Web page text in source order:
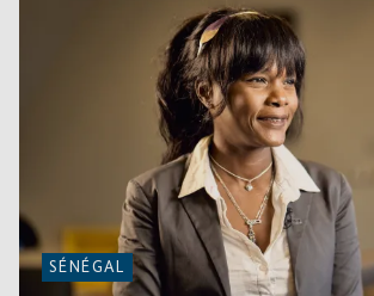
SÉNÉGAL